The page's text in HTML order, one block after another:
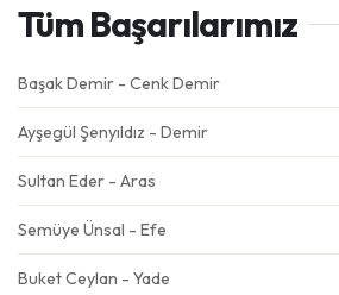
Tüm Başarılarımız
Başak Demir - Cenk Demir
Ayşegül Şenyıldız - Demir
Sultan Eder - Aras
Semüye Ünsal - Efe
Buket Ceylan - Yade